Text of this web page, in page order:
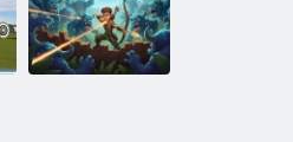
Эволюция
Сахура: Битвы
с боссами